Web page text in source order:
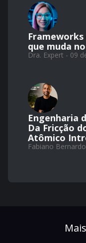
Frameworks
que muda
Dra. Expert - 09
Engenharia
Da Fricção
Atômico
Fabiano